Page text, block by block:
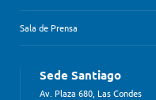
Sala de Prensa
Sede Santiago
Av. Plaza 680, Las Condes